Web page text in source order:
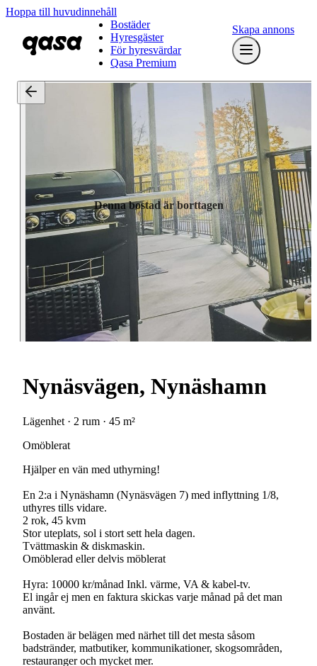
Hoppa till huvudinnehåll
Bostäder
Hyresgäster
För hyresvärdar
Qasa Premium
Skapa annons
Denna bostad är borttagen
Nynäsvägen, Nynäshamn
Lägenhet · 2 rum · 45 m²
Omöblerat
Hjälper en vän med uthyrning!
En 2:a i Nynäshamn (Nynäsvägen 7) med inflyttning 1/8,
uthyres tills vidare.
2 rok, 45 kvm
Stor uteplats, sol i stort sett hela dagen.
Tvättmaskin & diskmaskin.
Omöblerad eller delvis möblerat
Hyra: 10000 kr/månad Inkl. värme, VA & kabel-tv.
El ingår ej men en faktura skickas varje månad på det man
använt.
Bostaden är belägen med närhet till det mesta såsom
badstränder, matbutiker, kommunikationer, skogsområden,
restauranger och mycket mer.